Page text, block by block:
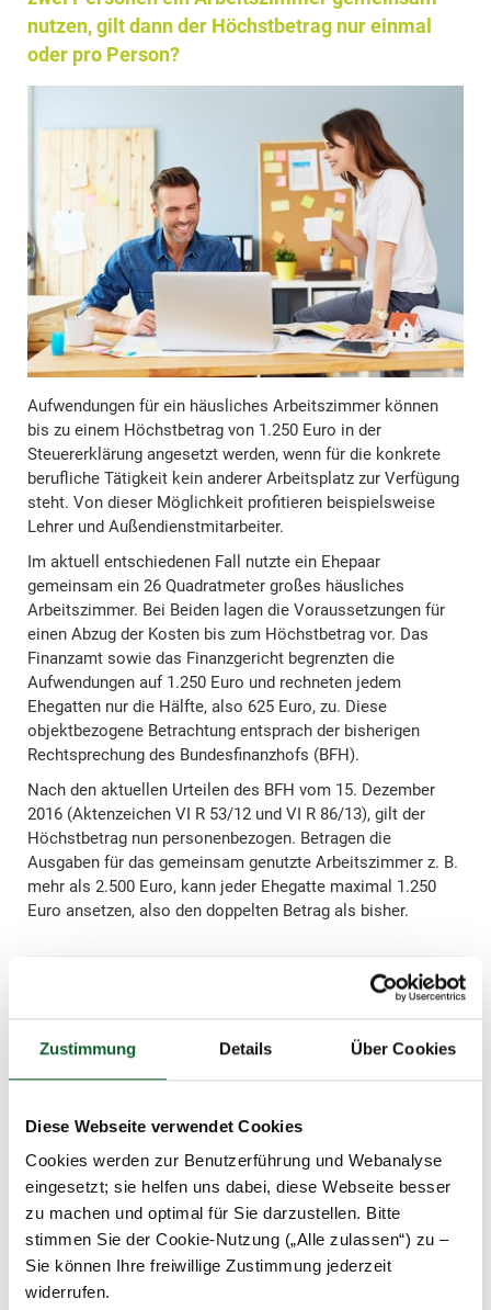
Zustimmung Details Über Cookies
Diese Webseite verwendet Cookies
Cookies werden zur Benutzerführung und Webanalyse
eingesetzt; sie helfen uns dabei, diese Webseite besser
zu machen und optimal für Sie darzustellen. Bitte
stimmen Sie der Cookie-Nutzung („Alle zulassen“) zu –
Sie können Ihre freiwillige Zustimmung jederzeit
widerrufen.
nutzen, gilt dann der Höchstbetrag nur einmal
oder pro Person?
Aufwendungen für ein häusliches Arbeitszimmer können
bis zu einem Höchstbetrag von 1.250 Euro in der
Steuererklärung angesetzt werden, wenn für die konkrete
berufliche Tätigkeit kein anderer Arbeitsplatz zur Verfügung
steht. Von dieser Möglichkeit profitieren beispielsweise
Lehrer und Außendienstmitarbeiter.
Im aktuell entschiedenen Fall nutzte ein Ehepaar
gemeinsam ein 26 Quadratmeter großes häusliches
Arbeitszimmer. Bei Beiden lagen die Voraussetzungen für
einen Abzug der Kosten bis zum Höchstbetrag vor. Das
Finanzamt sowie das Finanzgericht begrenzten die
Aufwendungen auf 1.250 Euro und rechneten jedem
Ehegatten nur die Hälfte, also 625 Euro, zu. Diese
objektbezogene Betrachtung entsprach der bisherigen
Rechtsprechung des Bundesfinanzhofs (BFH).
Nach den aktuellen Urteilen des BFH vom 15. Dezember
2016 (Aktenzeichen VI R 53/12 und VI R 86/13), gilt der
Höchstbetrag nun personenbezogen. Betragen die
Ausgaben für das gemeinsam genutzte Arbeitszimmer z. B.
mehr als 2.500 Euro, kann jeder Ehegatte maximal 1.250
Euro ansetzen, also den doppelten Betrag als bisher.
auch für Lebensgemeinschaften. Voraussetzung:
Beide Personen haben die Aufwendungen getragen.
gemeinsam abgeschlossen und die Nebenkosten
geteilt werden.
schließen und zurück zur Liste